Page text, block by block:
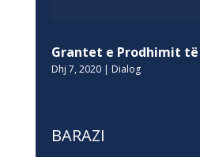
Grantet e Prodhimit
Dhj 7, 2020| Dialog
BARAZI